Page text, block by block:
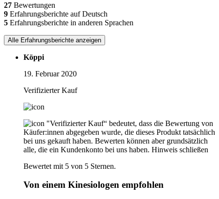
27 Bewertungen
9 Erfahrungsberichte auf Deutsch
5 Erfahrungsberichte in anderen Sprachen
Alle Erfahrungsberichte anzeigen
Köppi
19. Februar 2020
Verifizierter Kauf
"Verifizierter Kauf“ bedeutet, dass die Bewertung von
Käufer:innen abgegeben wurde, die dieses Produkt tatsächlich
bei uns gekauft haben. Bewerten können aber grundsätzlich
alle, die ein Kundenkonto bei uns haben. Hinweis schließen
Bewertet mit 5 von 5 Sternen.
Von einem Kinesiologen empfohlen